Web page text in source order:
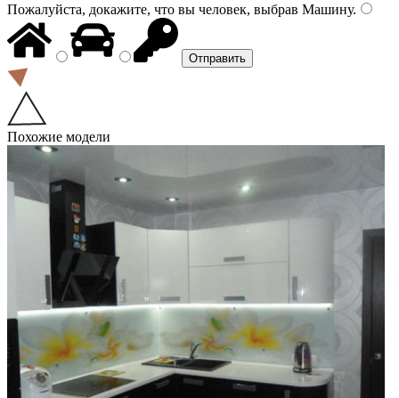
Пожалуйста, докажите, что вы человек, выбрав Машину.
Похожие модели